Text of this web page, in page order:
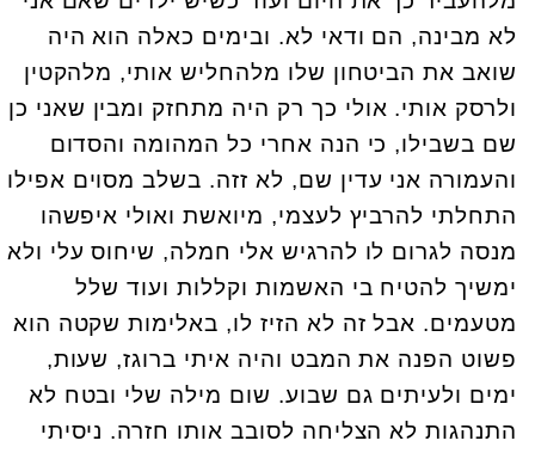
לא מבינה, הם ודאי לא. ובימים כאלה הוא היה
שואב את הביטחון שלו מלהחליש אותי, מלהקטין
ולרסק אותי. אולי כך רק היה מתחזק ומבין שאני כן
שם בשבילו, כי הנה אחרי כל המהומה והסדום
והעמורה אני עדין שם, לא זזה. בשלב מסוים אפילו
התחלתי להרביץ לעצמי, מיואשת ואולי איפשהו
מנסה לגרום לו להרגיש אלי חמלה, שיחוס עלי ולא
ימשיך להטיח בי האשמות וקללות ועוד שלל
מטעמים. אבל זה לא הזיז לו, באלימות שקטה הוא
פשוט הפנה את המבט והיה איתי ברוגז, שעות,
ימים ולעיתים גם שבוע. שום מילה שלי ובטח לא
התנהגות לא הצליחה לסובב אותו חזרה. ניסיתי